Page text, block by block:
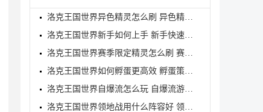
洛克王国世界异色精灵怎么刷 异色精灵高效刷取指南
洛克王国世界新手如何上手 新手快速入门教学
洛克王国世界赛季限定精灵怎么刷 赛季限定奇遇精灵刷
洛克王国世界如何孵蛋更高效 孵蛋策略分享
洛克王国世界自爆流怎么玩 自爆流游玩心得
洛克王国世界领地战用什么阵容好 领地战速通阵容推荐